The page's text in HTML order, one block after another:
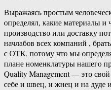
Выражаясь простым
определял, какие материалы и
производство или доставку
начлабов всех компаний ,
с ОТК, потому что мы
плане номенклатуры нашего
Quality Management — это
себе и швец, и жнец и на дуде